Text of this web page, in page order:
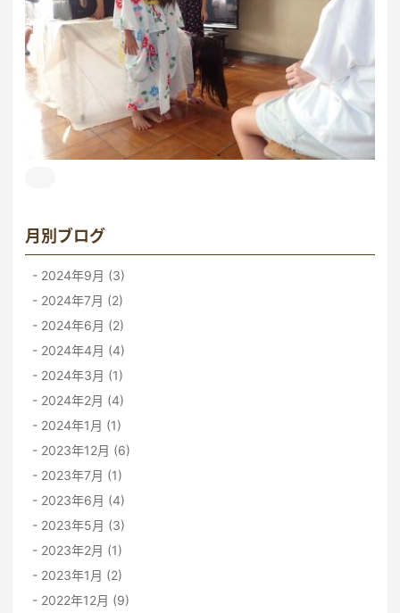
月別ブログ
2024年9月 (3)
2024年7月 (2)
2024年6月 (2)
2024年4月 (4)
2024年3月 (1)
2024年2月 (4)
2024年1月 (1)
2023年12月 (6)
2023年7月 (1)
2023年6月 (4)
2023年5月 (3)
2023年2月 (1)
2023年1月 (2)
2022年12月 (9)